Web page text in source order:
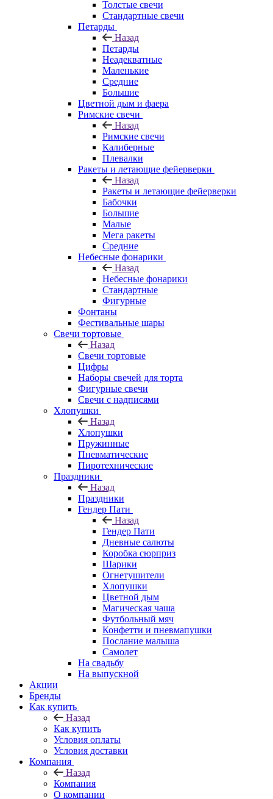
Толстые свечи
Стандартные свечи
Петарды
Назад
Петарды
Неадекватные
Маленькие
Средние
Большие
Цветной дым и фаера
Римские свечи
Назад
Римские свечи
Калиберные
Плевалки
Ракеты и летающие фейерверки
Назад
Ракеты и летающие фейерверки
Бабочки
Большие
Малые
Мега ракеты
Средние
Небесные фонарики
Назад
Небесные фонарики
Стандартные
Фигурные
Фонтаны
Фестивальные шары
Свечи тортовые
Назад
Свечи тортовые
Цифры
Наборы свечей для торта
Фигурные свечи
Свечи с надписями
Хлопушки
Назад
Хлопушки
Пружинные
Пневматические
Пиротехнические
Праздники
Назад
Праздники
Гендер Пати
Назад
Гендер Пати
Дневные салюты
Коробка сюрприз
Шарики
Огнетушители
Хлопушки
Цветной дым
Магическая чаша
Футбольный мяч
Конфетти и пневмапушки
Послание малыша
Самолет
На свадьбу
На выпускной
Акции
Бренды
Как купить
Назад
Как купить
Условия оплаты
Условия доставки
Компания
Назад
Компания
О компании